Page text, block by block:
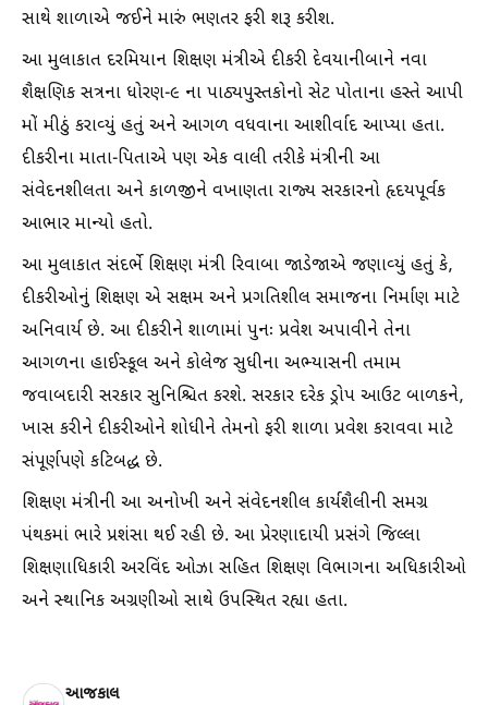
સાથે શાળાએ જઈને મારું ભણતર ફરી શરૂ કરીશ.
આ મુલાકાત દરમિયાન શિક્ષણ મંત્રીએ દીકરી દેવયાનીબાને નવા
શૈક્ષણિક સત્રના ધોરણ-૯ ના પાઠ્યપુસ્તકોનો સેટ પોતાના હસ્તે આપી
મોં મીઠું કરાવ્યું હતું અને આગળ વધવાના આશીર્વાદ આપ્યા હતા.
દીકરીના માતા-પિતાએ પણ એક વાલી તરીકે મંત્રીની આ
સંવેદનશીલતા અને કાળજીને વખાણતા રાજ્ય સરકારનો હૃદયપૂર્વક
આભાર માન્યો હતો.
આ મુલાકાત સંદર્ભે શિક્ષણ મંત્રી રિવાબા જાડેજાએ જણાવ્યું હતું કે,
દીકરીઓનું શિક્ષણ એ સક્ષમ અને પ્રગતિશીલ સમાજના નિર્માણ માટે
અનિવાર્ય છે. આ દીકરીને શાળામાં પુનઃ પ્રવેશ અપાવીને તેના
આગળના હાઈસ્કૂલ અને કોલેજ સુધીના અભ્યાસની તમામ
જવાબદારી સરકાર સુનિશ્ચિત કરશે. સરકાર દરેક ડ્રોપ આઉટ બાળકને,
ખાસ કરીને દીકરીઓને શોધીને તેમનો ફરી શાળા પ્રવેશ કરાવવા માટે
સંપૂર્ણપણે કટિબદ્ધ છે.
શિક્ષણ મંત્રીની આ અનોખી અને સંવેદનશીલ કાર્યશૈલીની સમગ્ર
પંથકમાં ભારે પ્રશંસા થઈ રહી છે. આ પ્રેરણાદાયી પ્રસંગે જિલ્લા
શિક્ષણાધિકારી અરવિંદ ઓઝા સહિત શિક્ષણ વિભાગના અધિકારીઓ
અને સ્થાનિક અગ્રણીઓ સાથે ઉપસ્થિત રહ્યા હતા.
આજકાલ